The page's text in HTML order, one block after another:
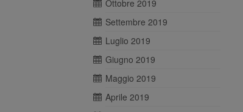
Ottobre 2019
Settembre 2019
Luglio 2019
Giugno 2019
Maggio 2019
Aprile 2019